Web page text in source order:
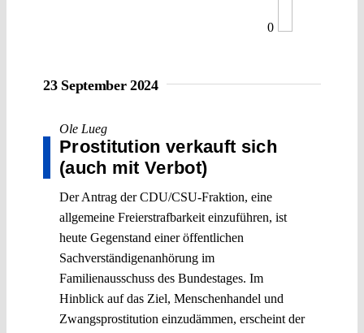
0
23 September 2024
Ole Lueg
Prostitution verkauft sich
(auch mit Verbot)
Der Antrag der CDU/CSU-Fraktion, eine
allgemeine Freierstrafbarkeit einzuführen, ist
heute Gegenstand einer öffentlichen
Sachverständigenanhörung im
Familienausschuss des Bundestages. Im
Hinblick auf das Ziel, Menschenhandel und
Zwangsprostitution einzudämmen, erscheint der